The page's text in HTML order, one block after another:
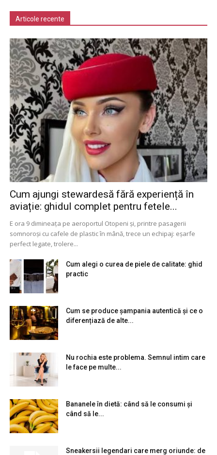
Articole recente
Cum ajungi stewardesă fără experiență în
aviație: ghidul complet pentru fetele...
E ora 9 dimineața pe aeroportul Otopeni și, printre pasagerii
somnoroși cu cafele de plastic în mână, trece un echipaj: eșarfe
perfect legate, trolere...
Cum alegi o curea de piele de calitate: ghid
practic
Cum se produce șampania autentică și ce o
diferențiază de alte...
Nu rochia este problema. Semnul intim care
le face pe multe...
Bananele în dietă: când să le consumi și
când să le...
Sneakersii legendari care merg oriunde: de